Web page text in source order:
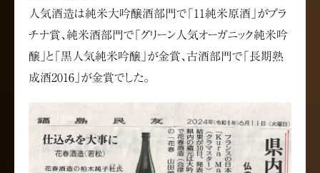
人気酒造は純米大吟醸酒部門で「11純米原酒」がプラ
チナ賞、純米酒部門で「グリーン人気オーガニック純米吟
醸」と「黒人気純米吟醸」が金賞、古酒部門で「長期熟
成酒2016」が金賞でした。